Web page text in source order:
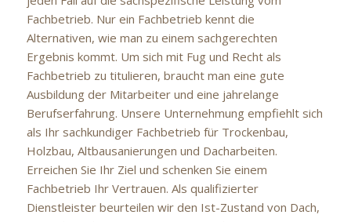
Fachbetrieb. Nur ein Fachbetrieb kennt die
Alternativen, wie man zu einem sachgerechten
Ergebnis kommt. Um sich mit Fug und Recht als
Fachbetrieb zu titulieren, braucht man eine gute
Ausbildung der Mitarbeiter und eine jahrelange
Berufserfahrung. Unsere Unternehmung empfiehlt sich
als Ihr sachkundiger Fachbetrieb für Trockenbau,
Holzbau, Altbausanierungen und Dacharbeiten.
Erreichen Sie Ihr Ziel und schenken Sie einem
Fachbetrieb Ihr Vertrauen. Als qualifizierter
Dienstleister beurteilen wir den Ist-Zustand von Dach,